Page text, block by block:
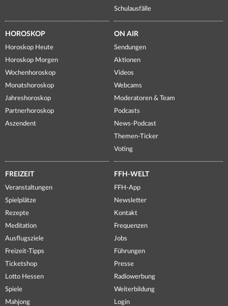
Schulausfälle
HOROSKOP
Horoskop Heute
Horoskop Morgen
Wochenhoroskop
Monatshoroskop
Jahreshoroskop
Partnerhoroskop
Aszendent
ON AIR
Sendungen
Aktionen
Videos
Webcams
Moderatoren & Team
Podcasts
News-Podcast
Themen-Ticker
Voting
FREIZEIT
Veranstaltungen
Spielplätze
Rezepte
Meditation
Ausflugsziele
Freizeit-Tipps
Ticketshop
Lotto Hessen
Spiele
Mahjong
FFH-WELT
FFH-App
Newsletter
Kontakt
Frequenzen
Jobs
Führungen
Presse
Radiowerbung
Weiterbildung
Login